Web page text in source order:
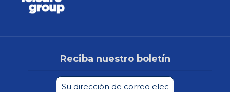
Reciba nuestro boletín